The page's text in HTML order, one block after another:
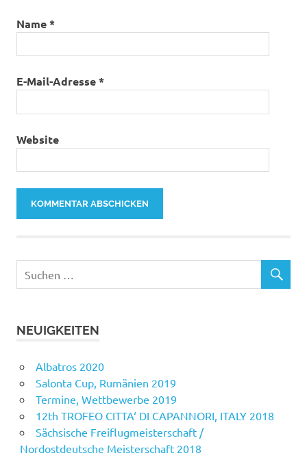
Name*
E-Mail-Adresse*
Website
NEUIGKEITEN
Albatros 2020
Salonta Cup, Rumänien 2019
Termine, Wettbewerbe 2019
12th TROFEO CITTA‘ DI CAPANNORI, ITALY 2018
Sächsische Freiflugmeisterschaft /
Nordostdeutsche Meisterschaft 2018